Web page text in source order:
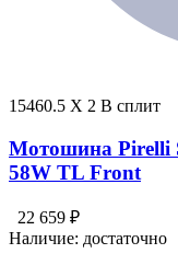
15460.5 X 2 В сплит
Мотошина Pirelli
58W TL Front
22 659 ₽
Наличие: достаточно